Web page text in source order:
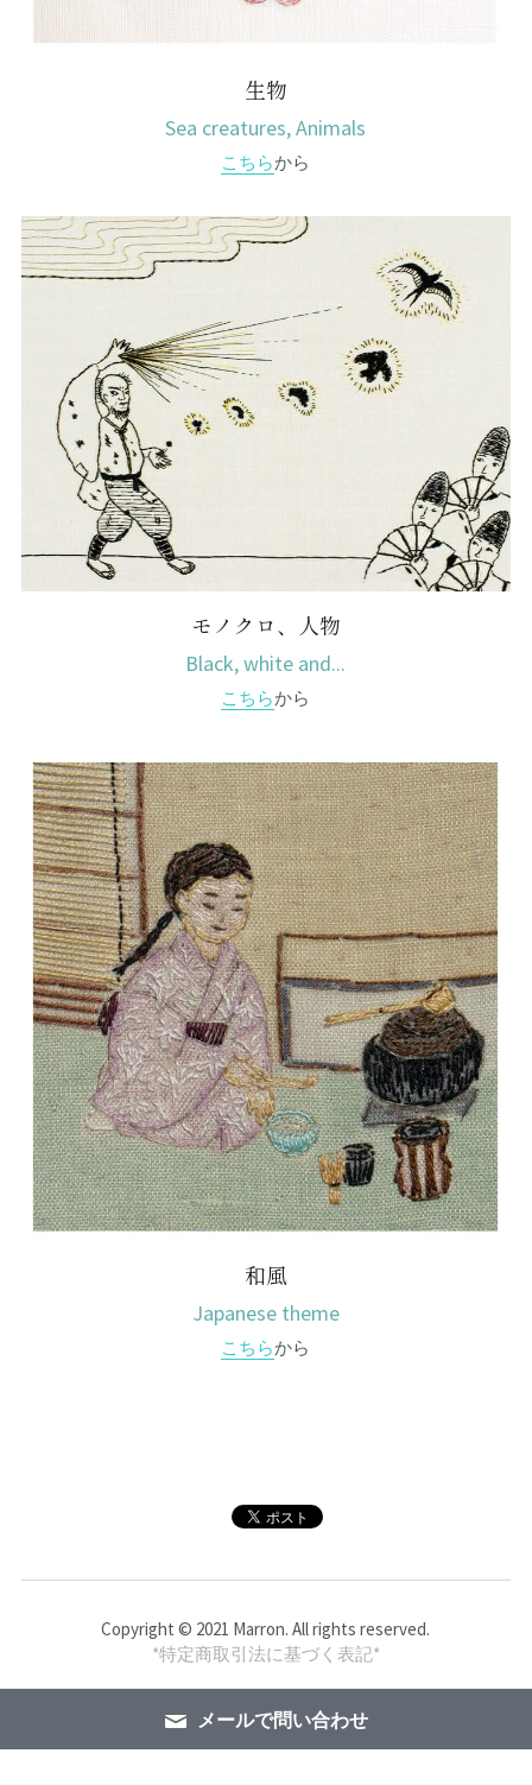
生物
Sea creatures, Animals
こちらから
モノクロ、人物
Black, white and...
こちらから
和風
Japanese theme
こちらから
Copyright © 2021 Marron. All rights reserved.
*特定商取引法に基づく表記*
メールで問い合わせ